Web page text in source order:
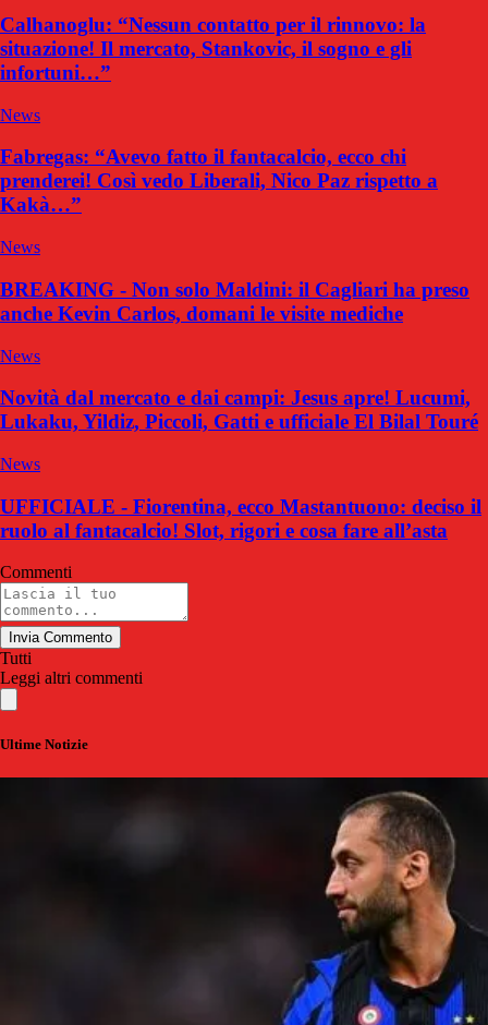
Calhanoglu: “Nessun contatto per il rinnovo: la
situazione! Il mercato, Stankovic, il sogno e gli
infortuni…”
News
Fabregas: “Avevo fatto il fantacalcio, ecco chi
prenderei! Così vedo Liberali, Nico Paz rispetto a
Kakà…”
News
BREAKING - Non solo Maldini: il Cagliari ha preso
anche Kevin Carlos, domani le visite mediche
News
Novità dal mercato e dai campi: Jesus apre! Lucumi,
Lukaku, Yildiz, Piccoli, Gatti e ufficiale El Bilal Touré
News
UFFICIALE - Fiorentina, ecco Mastantuono: deciso il
ruolo al fantacalcio! Slot, rigori e cosa fare all’asta
Commenti
Invia Commento
Tutti
Leggi altri commenti
Ultime Notizie